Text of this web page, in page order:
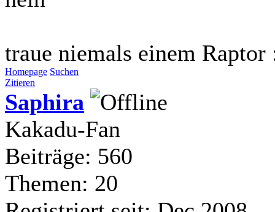
traue niemals einem Raptor
Homepage Suchen
Zitieren
Saphira
Kakadu-Fan
Beiträge: 560
Themen: 20